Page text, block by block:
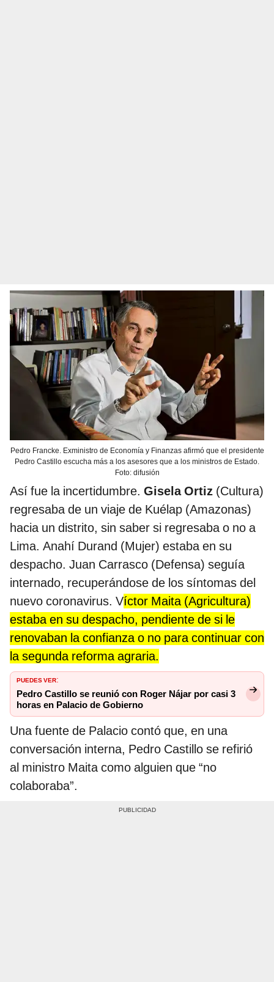
Pedro Francke. Exministro de Economía y Finanzas afirmó que el presidente
Pedro Castillo escucha más a los asesores que a los ministros de Estado.
Foto: difusión
Así fue la incertidumbre. Gisela Ortiz (Cultura)
regresaba de un viaje de Kuélap (Amazonas)
hacia un distrito, sin saber si regresaba o no a
Lima. Anahí Durand (Mujer) estaba en su
despacho. Juan Carrasco (Defensa) seguía
internado, recuperándose de los síntomas del
nuevo coronavirus. Víctor Maita (Agricultura)
estaba en su despacho, pendiente de si le
renovaban la confianza o no para continuar con
la segunda reforma agraria.
PUEDES VER:
Pedro Castillo se reunió con Roger Nájar por casi 3
horas en Palacio de Gobierno
Una fuente de Palacio contó que, en una
conversación interna, Pedro Castillo se refirió
al ministro Maita como alguien que “no
colaboraba”.